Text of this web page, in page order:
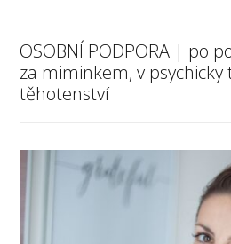
OSOBNÍ PODPORA | po
za miminkem, v psychicky
těhotenství